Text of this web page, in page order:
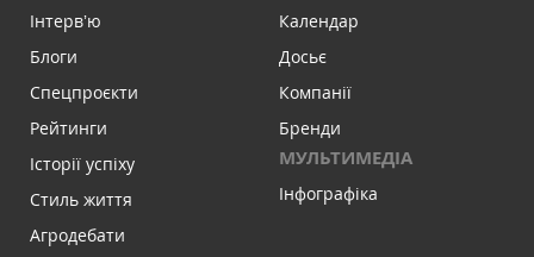
Інтервʼю
Блоги
Спецпроєкти
Рейтинги
Історії успіху
Стиль життя
Агродебати
Календар
Досьє
Компанії
Бренди
МУЛЬТИМЕДІА
Інфографіка